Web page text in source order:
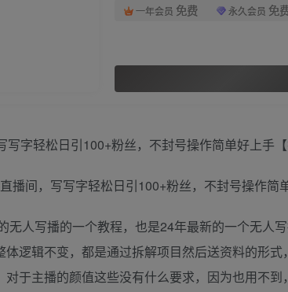
一年会员 免费 永久会员 免
字轻松日引100+粉丝，不封号操作简单好上手【
无人写播的一个教程，也是24年最新的一个无人
逻辑不变，都是通过拆解项目然后送资料的形
于主播的颜值这些没有什么要求，因为也用不